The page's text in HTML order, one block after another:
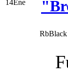
14Ene
RbBlack